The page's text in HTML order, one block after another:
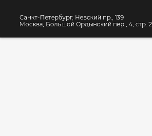
Санкт-Петербург, Невский пр., 139
Москва, Большой Ордынский пер., 4, стр. 2